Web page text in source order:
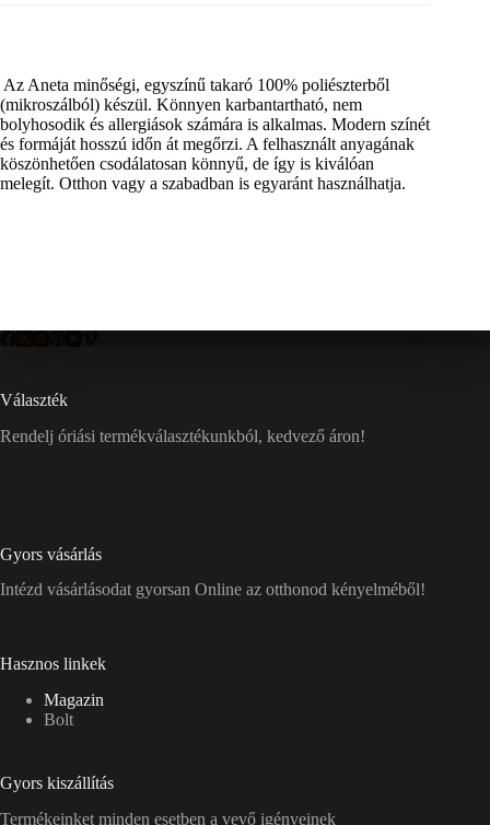
Az Aneta minőségi, egyszínű takaró 100% poliészterből
(mikroszálból) készül. Könnyen karbantartható, nem
bolyhosodik és allergiások számára is alkalmas. Modern színét
és formáját hosszú időn át megőrzi. A felhasznált anyagának
köszönhetően csodálatosan könnyű, de így is kiválóan
melegít. Otthon vagy a szabadban is egyaránt használhatja.
Választék
Rendelj óriási termékválasztékunkból, kedvező áron!
Gyors vásárlás
Intézd vásárlásodat gyorsan Online az otthonod kényelméből!
Hasznos linkek
Magazin
Bolt
Gyors kiszállítás
Termékeinket minden esetben a vevő igényeinek